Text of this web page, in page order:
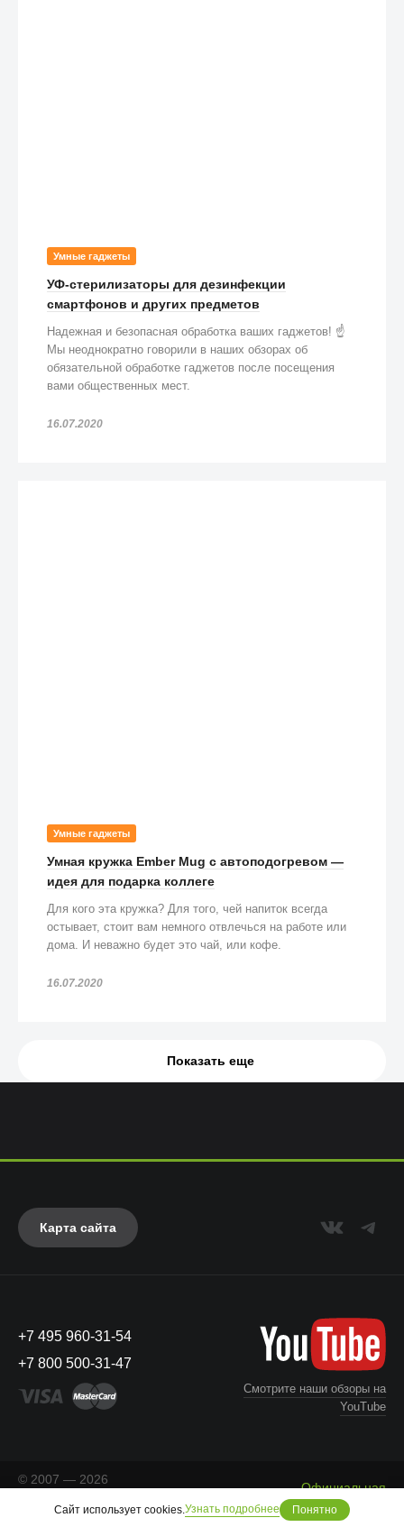
Умные гаджеты
УФ-стерилизаторы для дезинфекции
смартфонов и других предметов
Надежная и безопасная обработка ваших гаджетов! ☝️
Мы неоднократно говорили в наших обзорах об
обязательной обработке гаджетов после посещения
вами общественных мест.
16.07.2020
Умные гаджеты
Умная кружка Ember Mug с автоподогревом —
идея для подарка коллеге
Для кого эта кружка? Для того, чей напиток всегда
остывает, стоит вам немного отвлечься на работе или
дома. И неважно будет это чай, или кофе.
16.07.2020
Показать еще
Карта сайта
+7 495 960-31-54
+7 800 500-31-47
Смотрите наши обзоры на
YouTube
© 2007 — 2026
защищены.
Официальная
информация
Сайт использует cookies. Узнать подробнее Понятно